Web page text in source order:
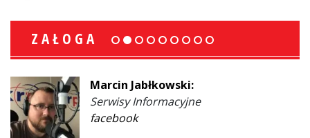
ZAŁOGA
Marcin Jabłkowski:
Serwisy Informacyjne
facebook